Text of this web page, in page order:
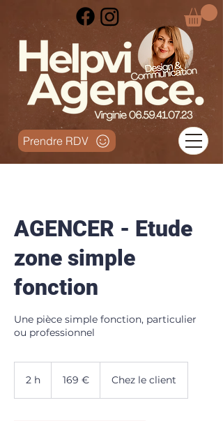
Prendre RDV
AGENCER - Etude
zone simple
fonction
Une pièce simple fonction, particulier
ou professionnel
2 h 169 € Chez le client